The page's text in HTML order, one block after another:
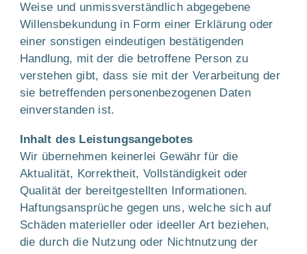
Weise und unmissverständlich abgegebene
Willensbekundung in Form einer Erklärung oder
einer sonstigen eindeutigen bestätigenden
Handlung, mit der die betroffene Person zu
verstehen gibt, dass sie mit der Verarbeitung der
sie betreffenden personenbezogenen Daten
einverstanden ist.
Inhalt des Leistungsangebotes
Wir übernehmen keinerlei Gewähr für die
Aktualität, Korrektheit, Vollständigkeit oder
Qualität der bereitgestellten Informationen.
Haftungsansprüche gegen uns, welche sich auf
Schäden materieller oder ideeller Art beziehen,
die durch die Nutzung oder Nichtnutzung der